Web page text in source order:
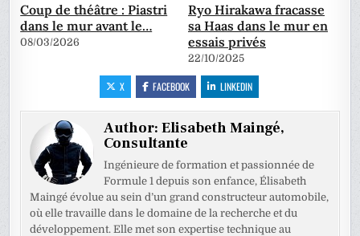
Coup de théâtre : Piastri
dans le mur avant le…
08/03/2026
Ryo Hirakawa fracasse
sa Haas dans le mur en
essais privés
22/10/2025
X FACEBOOK LINKEDIN
Author:Elisabeth Maingé,
Consultante
Ingénieure de formation et passionnée de
Formule 1 depuis son enfance, Élisabeth
Maingé évolue au sein d’un grand constructeur automobile,
où elle travaille dans le domaine de la recherche et du
développement. Elle met son expertise technique au